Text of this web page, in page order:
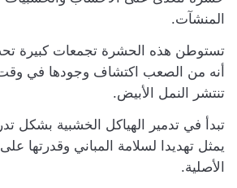
المنشآت.
تستوطن هذه الحشرة تجمعات كبيرة
أنه من الصعب اكتشاف وجودها في وقت
تنتشر النمل الأبيض.
تبدأ في تدمير الهياكل الخشبية بشكل
يمثل تهديدا لسلامة المباني وقدرتها
الأصلية.